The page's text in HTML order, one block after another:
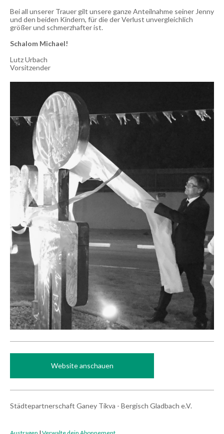
Bei all unserer Trauer gilt unsere ganze Anteilnahme seiner Jenny
und den beiden Kindern, für die der Verlust unvergleichlich
größer und schmerzhafter ist.
Schalom Michael!
Lutz Urbach
Vorsitzender
Website anschauen
Städtepartnerschaft Ganey Tikva - Bergisch Gladbach e.V.